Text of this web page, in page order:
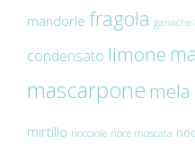
mandorle fragola ganache
condensato limone
mascarpone mela
mirtillo nocciole noce moscata